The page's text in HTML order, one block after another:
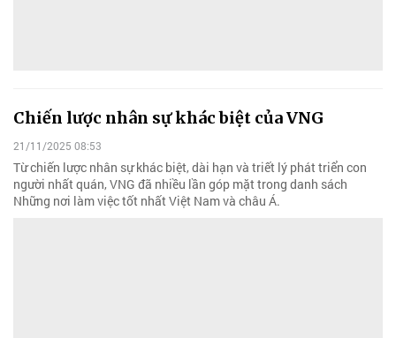
Chiến lược nhân sự khác biệt của VNG
21/11/2025 08:53
Từ chiến lược nhân sự khác biệt, dài hạn và triết lý phát triển con
người nhất quán, VNG đã nhiều lần góp mặt trong danh sách
Những nơi làm việc tốt nhất Việt Nam và châu Á.